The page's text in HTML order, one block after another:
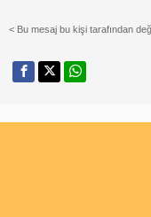
< Bu mesaj bu kişi tarafından